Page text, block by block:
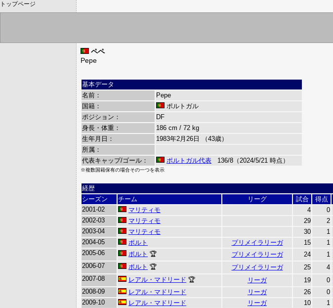
トップページ
ペペ
Pepe
基本データ
名前：
Pepe
国籍：
ポルトガル
ポジション：
DF
身長・体重：
186 cm / 72 kg
生年月日：
1983年2月26日 （43歳）
所属：
代表キャップ/ゴール：
ポルトガル代表 136/8（2024/5/21 時点）
※複数国籍保有の場合その一つを表示
経歴
シーズン
チーム リーグ 試合
得点
2001-02
マリティモ 4
0
2002-03
マリティモ 29
2
2003-04
マリティモ 30
1
2004-05
ポルト プリメイラリーガ 15
1
2005-06
ポルト 🏆 プリメイラリーガ 24 1
2006-07
ポルト 🏆 プリメイラリーガ 25 4
2007-08
レアル・マドリード 🏆 リーガ 19 0
2008-09
レアル・マドリード リーガ 26 0
2009-10
レアル・マドリード リーガ 10 1